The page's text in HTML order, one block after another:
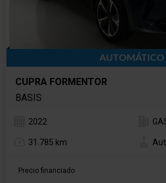
AUTOMÁTICO
CUPRA FORMENTOR
BASIS
2022
31.785 km
Precio financiado